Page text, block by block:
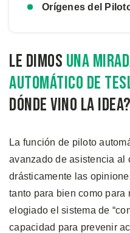
Orígenes del
Le dimos una
automático de
dónde vino la idea?
La función de piloto
avanzado de asistencia al
drásticamente las
tanto para bien como para
elogiado el sistema de
capacidad para prevenir